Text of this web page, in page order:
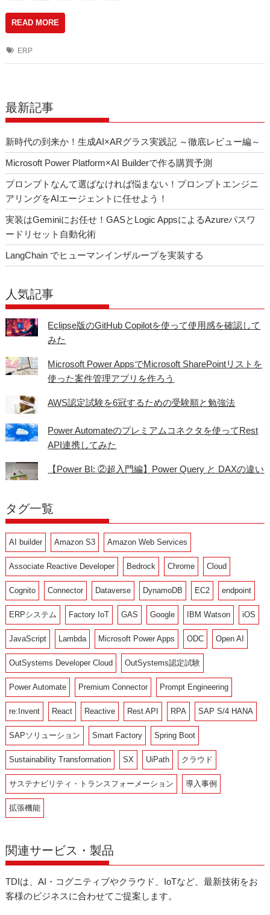
a
c
e
b
o
k
a
READ MORE
ERP
最新記事
新時代の到来か！生成AI×ARグラス実践記 ～徹底レビュー編～
Microsoft Power Platform×AI Builderで作る購買予測
プロンプトなんて選ばなければ悩まない！プロンプトエンジニ
アリングをAIエージェントに任せよう！
実装はGeminiにお任せ！GASとLogic AppsによるAzureパスワ
ードリセット自動化術
LangChain でヒューマンインザループを実装する
人気記事
Eclipse版のGitHub Copilotを使って使用感を確認して
みた
Microsoft Power AppsでMicrosoft SharePointリストを
使った案件管理アプリを作ろう
AWS認定試験を6冠するための受験順と勉強法
Power Automateのプレミアムコネクタを使ってRest
API連携してみた
【Power BI: ②超入門編】Power Query と DAXの違い
タグ一覧
AI builder Amazon S3 Amazon Web Services
Associate Reactive Developer Bedrock Chrome Cloud
Cognito Connector Dataverse DynamoDB EC2 endpoint
ERPシステム Factory IoT GAS Google IBM Watson iOS
JavaScript Lambda Microsoft Power Apps ODC Open AI
OutSystems Developer Cloud OutSystems認定試験
Power Automate Premium Connector Prompt Engineering
re:Invent React Reactive Rest API RPA SAP S/4 HANA
SAPソリューション Smart Factory Spring Boot
Sustainability Transformation SX UiPath クラウド
サステナビリティ・トランスフォーメーション 導入事例
拡張機能
関連サービス・製品
TDIは、AI・コグニティブやクラウド、IoTなど、最新技術をお
客様のビジネスに合わせてご提案します。